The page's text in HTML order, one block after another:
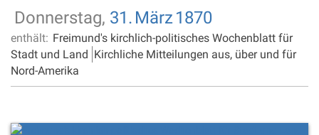
Donnerstag, 31. März 1870
enthält: Freimund's kirchlich-politisches Wochenblatt für
Stadt und Land Kirchliche Mitteilungen aus, über und für
Nord-Amerika